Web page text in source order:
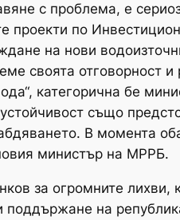
с проблема, е
проекти по
на нови
своята отговорност
категорична бе
също
В момента
министър на МРРБ.
за огромните
на